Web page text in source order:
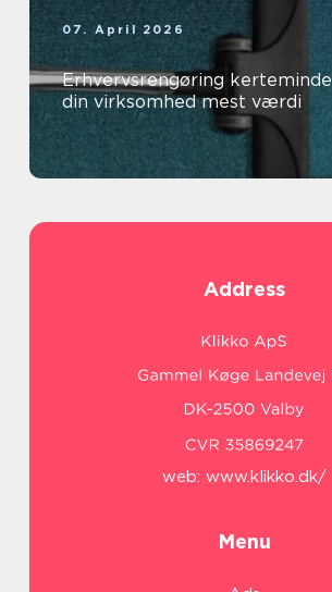
07. April 2026
Erhvervsrengøring kerteminde sådan får
din virksomhed mest værdi
Address
web: www.klikko.dk/
Menu